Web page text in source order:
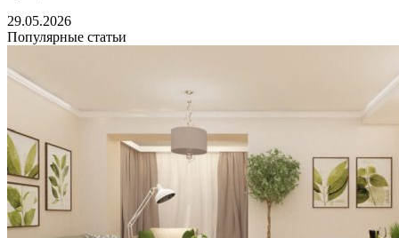
29.05.2026
Популярные статьи